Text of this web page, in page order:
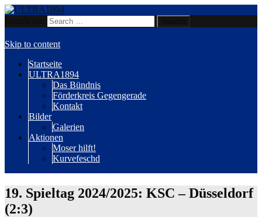
ULTRA1894
Skip to content
Startseite
ULTRA1894
Das Bündnis
Förderkreis Gegengerade
Kontakt
Bilder
Galerien
Aktionen
Moser hilft!
Kurvefeschd
19. Spieltag 2024/2025: KSC – Düsseldorf
(2:3)